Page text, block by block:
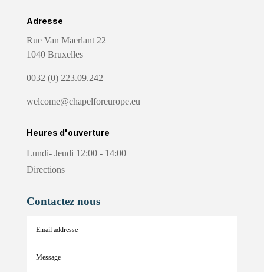
Adresse
Rue Van Maerlant 22
1040 Bruxelles
0032 (0) 223.09.242
welcome@chapelforeurope.eu
Heures d'ouverture
Lundi- Jeudi 12:00 - 14:00
Directions
Contactez nous